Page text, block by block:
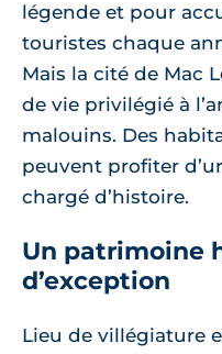
légende et pour
touristes chaque
Mais la cité de Mac
de vie privilégié à
malouins. Des
peuvent profiter
chargé d’histoire.
Un patrimoine
d’exception
Lieu de villégiature